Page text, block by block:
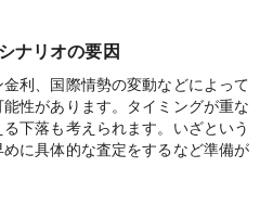
ナリオの要因
利、国際情勢の変動などによって
性があります。タイミングが重な
下落も考えられます。いざという
に具体的な査定をするなど準備が